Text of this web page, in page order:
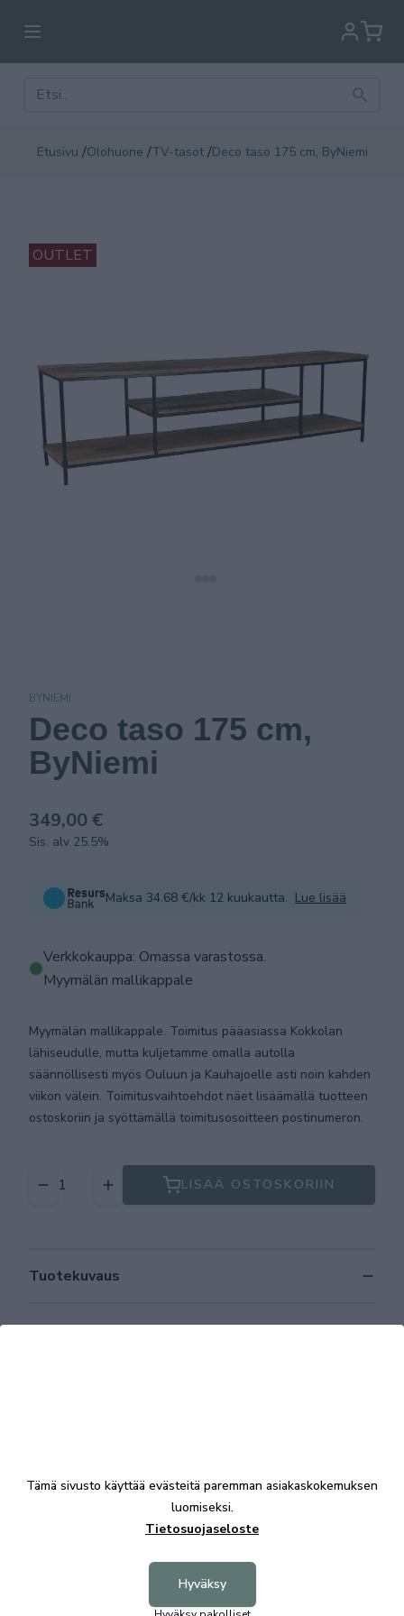
Etusivu /Olohuone /TV-tasot /Deco taso 175 cm, ByNiemi
OUTLET
BYNIEMI
Deco taso 175 cm,
ByNiemi
349,00 €
Sis. alv 25.5%
Maksa 34.68 €/kk 12 kuukautta. Lue lisää
Verkkokauppa: Omassa varastossa.
Myymälän mallikappale
Myymälän mallikappale. Toimitus pääasiassa Kokkolan
lähiseudulle, mutta kuljetamme omalla autolla
säännöllisesti myös Ouluun ja Kauhajoelle asti noin kahden
viikon välein. Toimitusvaihtoehdot näet lisäämällä tuotteen
ostoskoriin ja syöttämällä toimitusosoitteen postinumeron.
LISÄÄ OSTOSKORIIN
Tuotekuvaus
Tekniset tiedot
OUTLET
Tämä sivusto käyttää evästeitä paremman asiakaskokemuksen
luomiseksi.
Tietosuojaseloste
Hyväksy